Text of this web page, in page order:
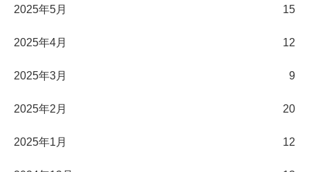
2025年5月 15
2025年4月 12
2025年3月 9
2025年2月 20
2025年1月 12